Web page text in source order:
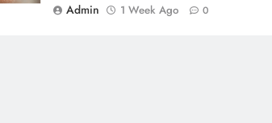
Admin
1 Week Ago 0